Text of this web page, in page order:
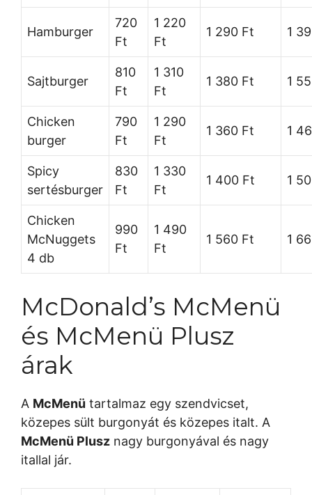
Hamburger
720
Ft
1 220
Ft
1 290 Ft 1
Sajtburger
810
Ft
1 310
Ft
1 380 Ft 1
Chicken
burger
790
Ft
1 290
Ft
1 360 Ft 1
Spicy
sertésburger
830
Ft
1 330
Ft
1 400 Ft 1
Chicken
McNuggets
4 db
990
Ft
1 490
Ft
1 560 Ft 1
McDonald’s McMenü
és McMenü Plusz
árak
A McMenü tartalmaz egy szendvicset,
közepes sült burgonyát és közepes italt. A
McMenü Plusz nagy burgonyával és nagy
itallal jár.